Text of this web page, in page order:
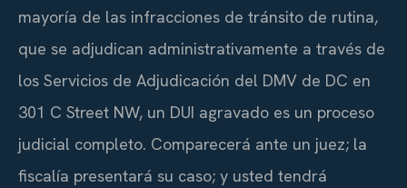
mayoría de las infracciones de tránsito de rutina,
que se adjudican administrativamente a través de
los Servicios de Adjudicación del DMV de DC en
301 C Street NW, un DUI agravado es un proceso
judicial completo. Comparecerá ante un juez; la
fiscalía presentará su caso; y usted tendrá